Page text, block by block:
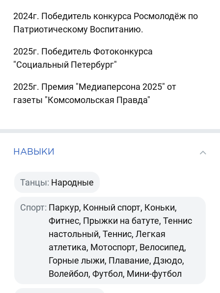
2024г. Победитель конкурса Росмолодёж по
Патриотическому Воспитанию.
2025г. Победитель Фотоконкурса
"Социальный Петербург"
2025г. Премия "Медиаперсона 2025" от
газеты "Комсомольская Правда"
НАВЫКИ
Танцы: Народные
Спорт: Паркур, Конный спорт, Коньки,
Фитнес, Прыжки на батуте, Теннис
настольный, Теннис, Легкая
атлетика, Мотоспорт, Велосипед,
Горные лыжи, Плавание, Дзюдо,
Волейбол, Футбол, Мини-футбол